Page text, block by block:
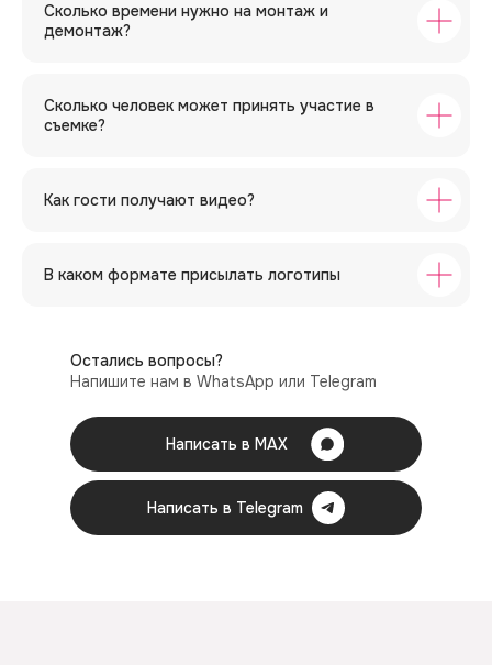
Сколько времени нужно на монтаж и
демонтаж?
Сколько человек может принять участие в
съемке?
Как гости получают видео?
В каком формате присылать логотипы
Остались вопросы?
Напишите нам в WhatsApp или Telegram
Написать в Telegram
Написать в MAX